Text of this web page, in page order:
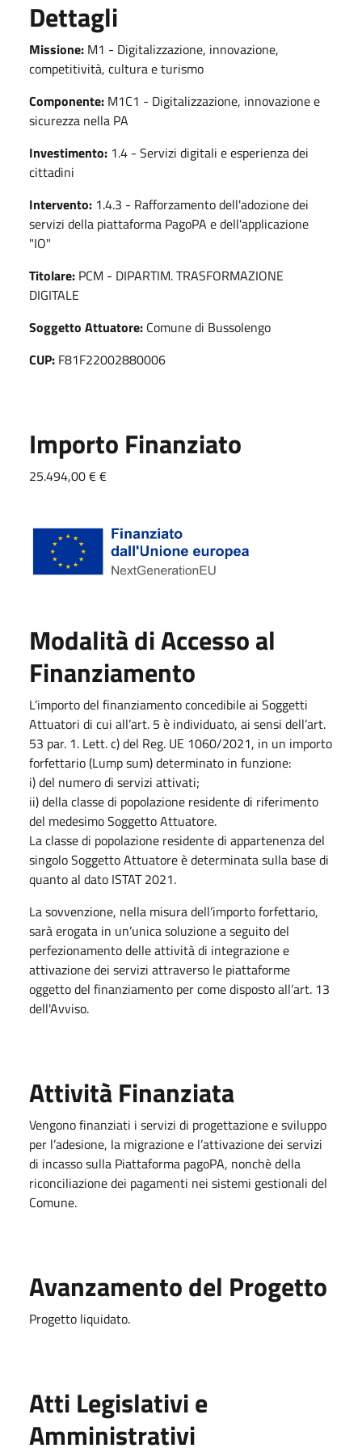
Dettagli
Missione: M1 - Digitalizzazione, innovazione,
competitività, cultura e turismo
Componente: M1C1 - Digitalizzazione, innovazione e
sicurezza nella PA
Investimento: 1.4 - Servizi digitali e esperienza dei
cittadini
Intervento: 1.4.3 - Rafforzamento dell'adozione dei
servizi della piattaforma PagoPA e dell'applicazione
"IO"
Titolare: PCM - DIPARTIM. TRASFORMAZIONE
DIGITALE
Soggetto Attuatore: Comune di Bussolengo
CUP: F81F22002880006
Importo Finanziato
25.494,00 € €
Modalità di Accesso al
Finanziamento
L’importo del finanziamento concedibile ai Soggetti
Attuatori di cui all’art. 5 è individuato, ai sensi dell’art.
53 par. 1. Lett. c) del Reg. UE 1060/2021, in un importo
forfettario (Lump sum) determinato in funzione:
i) del numero di servizi attivati;
ii) della classe di popolazione residente di riferimento
del medesimo Soggetto Attuatore.
La classe di popolazione residente di appartenenza del
singolo Soggetto Attuatore è determinata sulla base di
quanto al dato ISTAT 2021.
La sovvenzione, nella misura dell’importo forfettario,
sarà erogata in un’unica soluzione a seguito del
perfezionamento delle attività di integrazione e
attivazione dei servizi attraverso le piattaforme
oggetto del finanziamento per come disposto all’art. 13
dell'Avviso.
Attività Finanziata
Vengono finanziati i servizi di progettazione e sviluppo
per l’adesione, la migrazione e l’attivazione dei servizi
di incasso sulla Piattaforma pagoPA, nonchè della
riconciliazione dei pagamenti nei sistemi gestionali del
Comune.
Avanzamento del Progetto
Progetto liquidato.
Atti Legislativi e
Amministrativi